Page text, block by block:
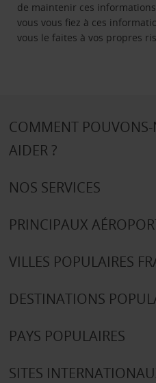
de maintenir ces
vous vous fiez à ces
vous le faites à vos propres
COMMENT
AIDER ?
NOS SERVICES
PRINCIPAUX
VILLES POPULAIRES
DESTINATIONS
PAYS POPULAIRES
SITES